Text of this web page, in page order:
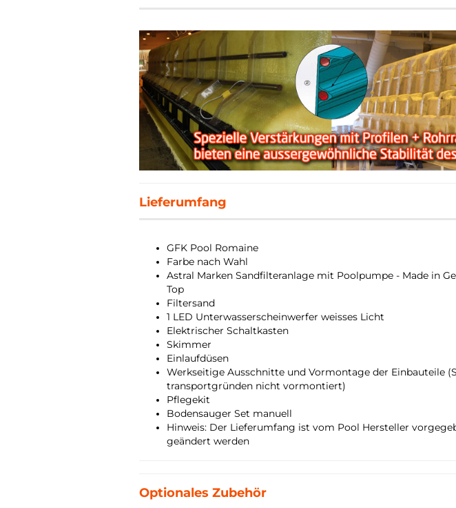
Lieferumfang
GFK Pool Romaine
Farbe nach Wahl
Astral Marken Sandfilteranlage mit Poolpumpe - Made in
Top
Filtersand
1 LED Unterwasserscheinwerfer weisses Licht
Elektrischer Schaltkasten
Skimmer
Einlaufdüsen
Werkseitige Ausschnitte und Vormontage der Einbauteile
transportgründen nicht vormontiert)
Pflegekit
Bodensauger Set manuell
Hinweis: Der Lieferumfang ist vom Pool Hersteller
geändert werden
Optionales Zubehör